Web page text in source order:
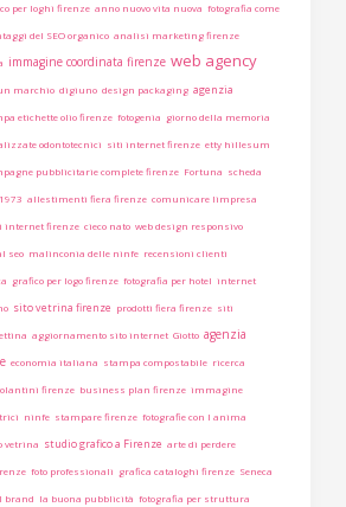
per loghi firenze anno nuovo vita nuova fotografia come
del SEO organico analisi marketing firenze
immagine coordinata firenze web agency
marchio digiuno design packaging agenzia
etichette olio firenze fotogenia giorno della memoria
odontotecnici siti internet firenze etty hillesum
pubblicitarie complete firenze Fortuna scheda
allestimenti fiera firenze comunicare limpresa
internet firenze cieco nato web design responsivo
seo malinconia delle ninfe recensioni clienti
grafico per logo firenze fotografia per hotel internet
sito vetrina firenze prodotti fiera firenze siti
aggiornamento sito internet Giotto agenzia
economia italiana stampa compostabile ricerca
firenze business plan firenze immagine
ninfe stampare firenze fotografie con l anima
vetrina studio grafico a Firenze arte di perdere
foto professionali grafica cataloghi firenze Seneca
brand la buona pubblicità fotografia per struttura